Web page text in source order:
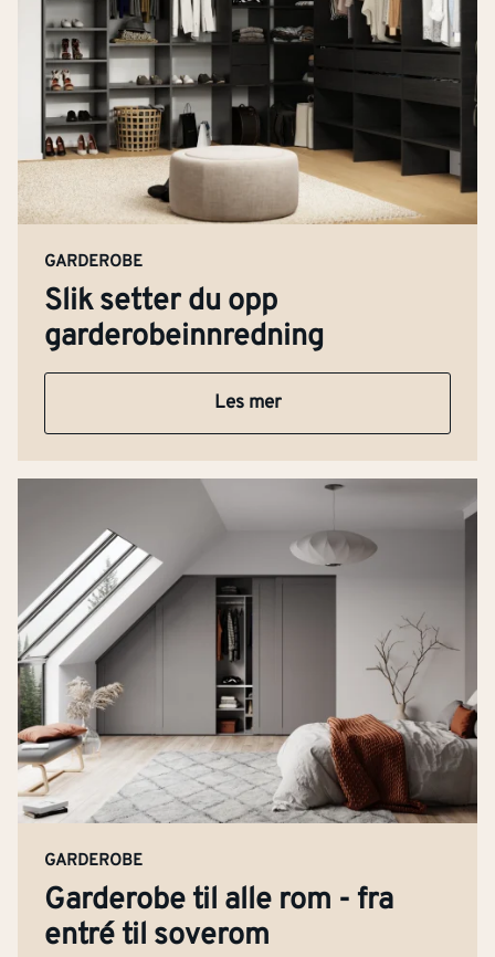
GARDEROBE
Slik setter du opp
garderobeinnredning
Les mer
GARDEROBE
Garderobe til alle rom - fra
entré til soverom